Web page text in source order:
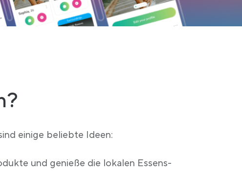
einige beliebte Ideen:
und genieße die lokalen Essens-